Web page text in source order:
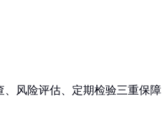
风险评估、定期检验三重保障